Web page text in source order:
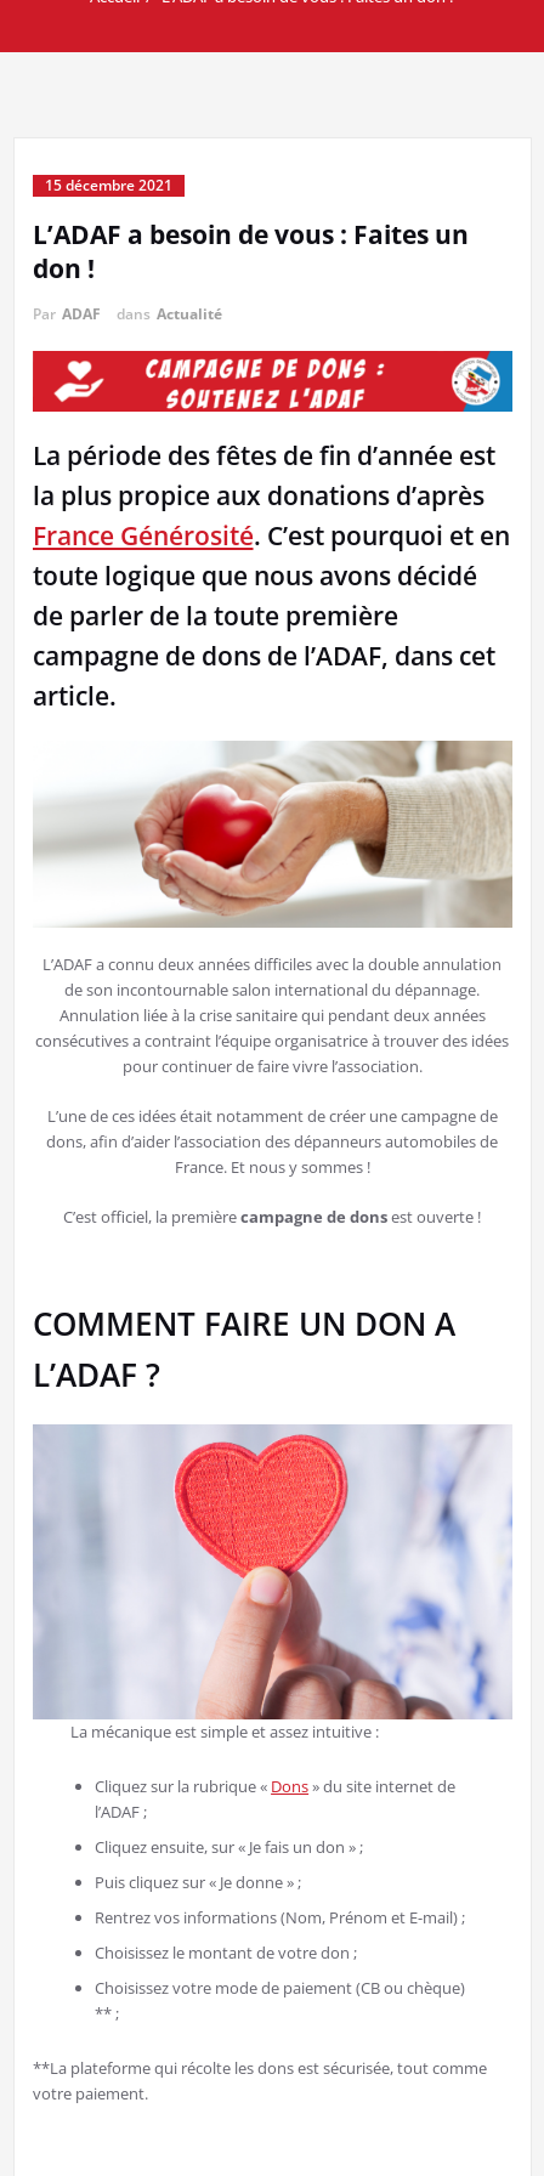
15 décembre 2021
L’ADAF a besoin de vous : Faites un
don !
Par ADAF dans Actualité
La période des fêtes de fin d’année est
la plus propice aux donations d’après
France Générosité. C’est pourquoi et en
toute logique que nous avons décidé
de parler de la toute première
campagne de dons de l’ADAF, dans cet
article.
L’ADAF a connu deux années difficiles avec la double annulation
de son incontournable salon international du dépannage.
Annulation liée à la crise sanitaire qui pendant deux années
consécutives a contraint l’équipe organisatrice à trouver des idées
pour continuer de faire vivre l’association.
L’une de ces idées était notamment de créer une campagne de
dons, afin d’aider l’association des dépanneurs automobiles de
France. Et nous y sommes !
C’est officiel, la premièrecampagne de donsest ouverte !
COMMENT FAIRE UN DON A
L’ADAF ?
La mécanique est simple et assez intuitive :
Cliquez sur la rubrique « Dons» du site internet de
l’ADAF ;
Cliquez ensuite, sur « Je fais un don » ;
Puis cliquez sur « Je donne » ;
Rentrez vos informations (Nom, Prénom et E-mail) ;
Choisissez le montant de votre don ;
Choisissez votre mode de paiement (CB ou chèque)
** ;
**La plateforme qui récolte les dons est sécurisée, tout comme
votre paiement.